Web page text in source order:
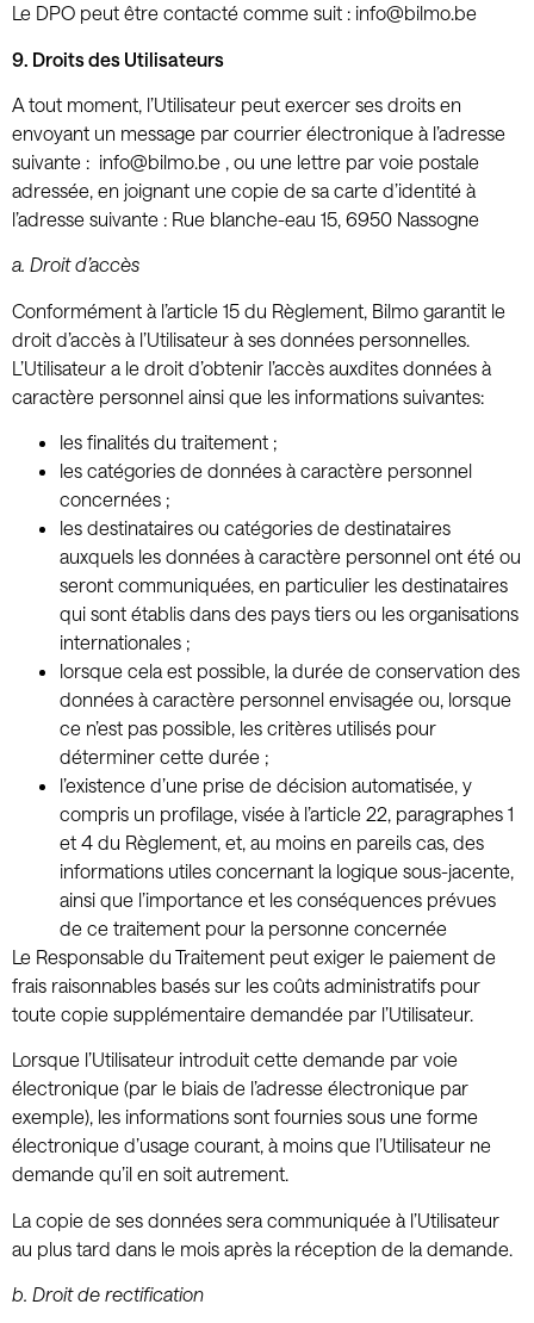
Le DPO peut être contacté comme suit : info@bilmo.be
9. Droits des Utilisateurs
A tout moment, l’Utilisateur peut exercer ses droits en
envoyant un message par courrier électronique à l’adresse
suivante : info@bilmo.be , ou une lettre par voie postale
adressée, en joignant une copie de sa carte d’identité à
l’adresse suivante : Rue blanche-eau 15, 6950 Nassogne
a. Droit d’accès
Conformément à l’article 15 du Règlement, Bilmo garantit le
droit d’accès à l’Utilisateur à ses données personnelles.
L’Utilisateur a le droit d’obtenir l’accès auxdites données à
caractère personnel ainsi que les informations suivantes:
les finalités du traitement ;
les catégories de données à caractère personnel
concernées ;
les destinataires ou catégories de destinataires
auxquels les données à caractère personnel ont été ou
seront communiquées, en particulier les destinataires
qui sont établis dans des pays tiers ou les organisations
internationales ;
lorsque cela est possible, la durée de conservation des
données à caractère personnel envisagée ou, lorsque
ce n’est pas possible, les critères utilisés pour
déterminer cette durée ;
l’existence d’une prise de décision automatisée, y
compris un profilage, visée à l’article 22, paragraphes 1
et 4 du Règlement, et, au moins en pareils cas, des
informations utiles concernant la logique sous-jacente,
ainsi que l’importance et les conséquences prévues
de ce traitement pour la personne concernée
Le Responsable du Traitement peut exiger le paiement de
frais raisonnables basés sur les coûts administratifs pour
toute copie supplémentaire demandée par l’Utilisateur.
Lorsque l’Utilisateur introduit cette demande par voie
électronique (par le biais de l’adresse électronique par
exemple), les informations sont fournies sous une forme
électronique d’usage courant, à moins que l’Utilisateur ne
demande qu’il en soit autrement.
La copie de ses données sera communiquée à l’Utilisateur
au plus tard dans le mois après la réception de la demande.
b. Droit de rectification